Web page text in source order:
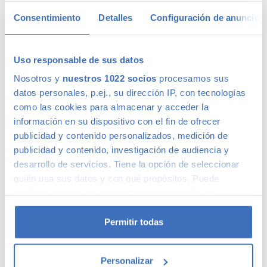
Consentimiento Detalles Configuración de anuncios
Uso responsable de sus datos
Nosotros y nuestros 1022 socios procesamos sus
datos personales, p.ej., su dirección IP, con tecnologías
como las cookies para almacenar y acceder la
información en su dispositivo con el fin de ofrecer
publicidad y contenido personalizados, medición de
publicidad y contenido, investigación de audiencia y
desarrollo de servicios. Tiene la opción de seleccionar
quién usa sus datos y con qué propósitos. Puede
momento desde la Declaración de cookies o clicando en
el Menú de consentimiento.Permitir todas
Personalizar
Calidad Canalcar
Compra con total tranquilidad, sólo 1 de cada 4 coches
acaba siendo un coche Canalcar.Saber más.